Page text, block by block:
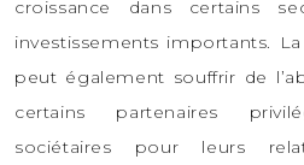
croissance dans certains
investissements importants.
peut également souffrir de
certains partenaires
sociétaires pour leurs